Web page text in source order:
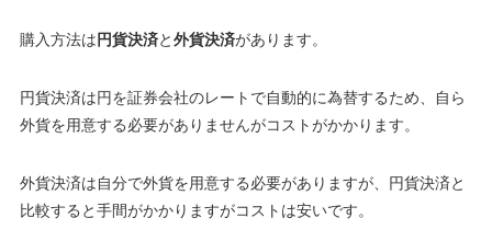
購入方法は円貨決済と外貨決済があります。
円貨決済は円を証券会社のレートで自動的に為替するため、自ら
外貨を用意する必要がありませんがコストがかかります。
外貨決済は自分で外貨を用意する必要がありますが、円貨決済と
比較すると手間がかかりますがコストは安いです。